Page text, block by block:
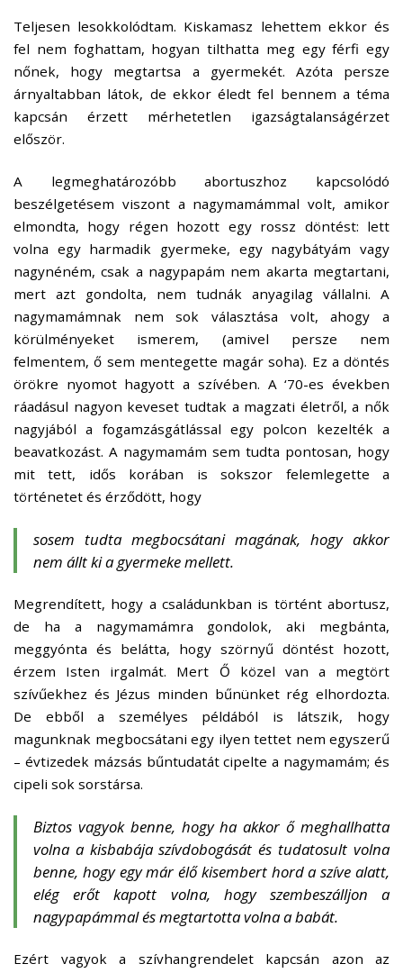
Teljesen lesokkolódtam. Kiskamasz lehettem ekkor és
fel nem foghattam, hogyan tilthatta meg egy férfi egy
nőnek, hogy megtartsa a gyermekét. Azóta persze
árnyaltabban látok, de ekkor éledt fel bennem a téma
kapcsán érzett mérhetetlen igazságtalanságérzet
először.
A legmeghatározóbb abortuszhoz kapcsolódó
beszélgetésem viszont a nagymamámmal volt, amikor
elmondta, hogy régen hozott egy rossz döntést: lett
volna egy harmadik gyermeke, egy nagybátyám vagy
nagynéném, csak a nagypapám nem akarta megtartani,
mert azt gondolta, nem tudnák anyagilag vállalni. A
nagymamámnak nem sok választása volt, ahogy a
körülményeket ismerem, (amivel persze nem
felmentem, ő sem mentegette magár soha). Ez a döntés
örökre nyomot hagyott a szívében. A ‘70-es években
ráadásul nagyon keveset tudtak a magzati életről, a nők
nagyjából a fogamzásgátlással egy polcon kezelték a
beavatkozást. A nagymamám sem tudta pontosan, hogy
mit tett, idős korában is sokszor felemlegette a
történetet és érződött, hogy
sosem tudta megbocsátani magának, hogy akkor
nem állt ki a gyermeke mellett.
Megrendített, hogy a családunkban is történt abortusz,
de ha a nagymamámra gondolok, aki megbánta,
meggyónta és belátta, hogy szörnyű döntést hozott,
érzem Isten irgalmát. Mert Ő közel van a megtört
szívűekhez és Jézus minden bűnünket rég elhordozta.
De ebből a személyes példából is látszik, hogy
magunknak megbocsátani egy ilyen tettet nem egyszerű
– évtizedek mázsás bűntudatát cipelte a nagymamám; és
cipeli sok sorstársa.
Biztos vagyok benne, hogy ha akkor ő meghallhatta
volna a kisbabája szívdobogását és tudatosult volna
benne, hogy egy már élő kisembert hord a szíve alatt,
elég erőt kapott volna, hogy szembeszálljon a
nagypapámmal és megtartotta volna a babát.
Ezért vagyok a szívhangrendelet kapcsán azon az